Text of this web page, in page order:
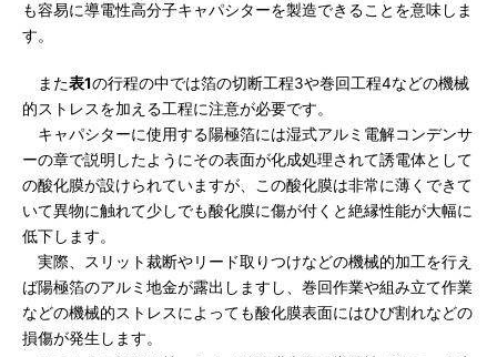
も容易に導電性高分子キャパシターを製造できることを意味しま
す。
また表1の行程の中では箔の切断工程3や巻回工程4などの機械
的ストレスを加える工程に注意が必要です。
キャパシターに使用する陽極箔には湿式アルミ電解コンデンサ
ーの章で説明したようにその表面が化成処理されて誘電体として
の酸化膜が設けられていますが、この酸化膜は非常に薄くできて
いて異物に触れて少しでも酸化膜に傷が付くと絶縁性能が大幅に
低下します。
実際、スリット裁断やリード取りつけなどの機械的加工を行え
ば陽極箔のアルミ地金が露出しますし、巻回作業や組み立て作業
などの機械的ストレスによっても酸化膜表面にはひび割れなどの
損傷が発生します。